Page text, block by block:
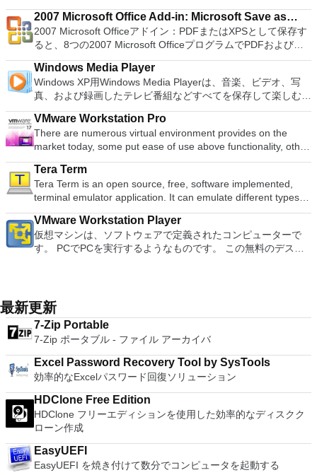
ゲームを高い精度でエミュレートでき、Windowsとエミュレ
ーターを切り替えることができます。欠点は、高速ゲームに苦
労し、時々フリーズまたはクラッシュすることです。* PCSX2
を使用するには、コンソールから抽出できるPlaystation 2
BIOSが必要です。
Rescue Kit、Ubuntu、Ultimate Boot CD、Windows XP（SP2
以降）、Windows Server 2003 R2、Windows Vista、
Windows 7、Windows 8。 *このリストは完全ではありませ
ア語、マレーシア語、セシュティナ、ダンスク、ドイツ語、英
語、スペイン語、フランス語、フルバツキー、イタリア語、ラ
トヴィエシュ、リエトゥビウ、マジャール、オランダ、ノルス
ク、ポルスキ、ポルトガル、ポルトガル、スロヴェンスキー、
スロベンツキー、スロヴェンスキーSrpski、Suomi、
Svenska、Türkçe。
converter, spell check and word count feature. WPS Office
2016 Personal Edition supports switching language UI,File
Roaming and Docer online templates. Key features include:
Writer Efficient word processor. Presentation Multimedia
presentations creator. Spreadsheets Powerful tool for data
processing and analysis. 100% compatible with MS Office
document file types (.docx, .pptx, .xlsx, etc.). Thousands of
support (iOS and Android). WPS Cloud Storage included.
Although it is a free suite, WPS Office 2016 Free comes with
many innovative features, including a useful a paragraph
adjustment tool int he Writer program. It has an Office to PDF
converter, automatic spell checking and word count features.
It also has some neat tools such as the Watermark in
document, and converting PowerPoint to Word document
support. Overall, WPS Office 2016 Free is a good alternative
to Microsoft's offering. The Writer program is a versatile word
processor; the Presentation program is an easy to use and
effective slide show maker that helps you to create impressive
使用が簡単です。制御したいデバイスでインストーラーを実行
し、指示に従ってください。オプションで、Windowsでのリ
モート展開に使用可能なMSIがあります。デスクトッププラッ
トフォームにVNC Viewerをインストールする権限がない場合
は、スタンドアロンオプションを選択する必要があります。
主な機能は次のとおりです。 クラウドサービスを介してVNC
Connectを実行しているコンピューターに接続します。 Apple
Screen Sharing（ARD）などのサードパーティ製のVNC互換
ソフトウェアを実行しているコンピューターに直接接続しま
す。 各デバイスでVNC Viewerにサインインして、すべてのデ
バイス間の接続をバックアップおよび同期します。 仮想キー
の高度なキーが含まれています。 Bluetoothキーボードのサポ
ート。 VNC Connectサブスクリプションには、無料、有料、
試用の3つのバージョンがあります。 制御する必要のあるマシ
ンごとに、RealVNCのWebサイトにアクセスして、各コンピ
ューターにVNC Connectをダウンロードするだけです。次
に、RealVNCアカウントの資格情報を使用して、ローカルマ
シンでVNC Viewerにサインインします。そこから、コンピュ
ューターへのログインに使用するのと同じユーザー名とパスワ
ードを入力するだけです。 WIN 7,8,8.1,10をサポートしま
す。 VNC ViewerのMacバージョンをお探しですか？ここから
ダウンロード
ツ、さらにはYouTubeやVimeoにとっても、PowerDVD18は重
要なエンターテイメントの仲間です。 Ultra HD HDR TVとサ
ラウンドサウンドシステムの可能性を解き放ち、360°ビデオ
の増え続けるコレクションへのアクセスで仮想世界に没頭する
か、PCまたはラップトップでの比類のない再生サポートと独
自の強化により、どこにいても簡単にリラックスできます。
新機能は次のとおりです。 4K DHR向けに最適化 Ultra HD
Blu-ray、4K、HEVC / H.265およびHDR10コンテンツをサポー
ト全画面モードで21：9モニターで2.35：1の映画を見る常時
オンのミニビューでYouTubeライブを見る YouTubeおよび
Vimeoで4K HDRおよび360ビデオを再生 VRエクスペリエンス
の向上：Microsoft Mixed Realityヘッドセット、HTC、VIVE、
およびOculus Riftをサポート Fire TVとキャストのサポート
注：これは商用トライアルです。
2007 Microsoft Office Add-in: Microsoft Save as
PDF or XPS
2007 Microsoft Officeアドイン：PDFまたはXPSとして保存す
ると、8つの2007 Microsoft OfficeプログラムでPDFおよび
XPS形式にエクスポートして保存できます。このツールを使用
すると、これらのプログラムのサブセットでPDF形式および
XPS形式の電子メール添付ファイルとして送信することもでき
ます（特定の機能はプログラムによって異なります）。 この
ダウンロードは、次のOfficeプログラムで動作します。
Microsoft Office Access 2007。 Microsoft Office Excel 2007。
Microsoft Office InfoPath 2007。 Microsoft Office OneNote
2007。 Microsoft Office PowerPoint 2007。 Microsoft Office
Publisher 2007。 Microsoft Office Visio 2007。 Microsoft
Office Word 2007。 2007 Microsoft Officeプログラムのこの
Microsoft Save as PDFまたはXPSアドインは、2007 Microsoft
Office systemソフトウェアの補足条項であり、2007 Microsoft
Office systemソフトウェアのライセンス条項の対象となりま
す。 システム要件：サポートされているオペレーティングシ
ステム。 Windows Server 2003、Windows Vista、Windows
Windows Media Player
Windows XP用Windows Media Playerは、音楽、ビデオ、写
真、および録画したテレビ番組などすべてを保存して楽しむ最
適な機能を搭載しています。 再生、表示、外出先で楽しむた
めのポータブル デバイスとの同期、さらには家中のデバイス
との共有も、すべて1か所で行えます。 シンプルなデザイン -
まったく新しい外観でデジタル エンターテイメントを楽しめ
ます。 大好きな音楽をより多く - デジタル音楽体験がさらに
楽しくなります。 エンターテイメントをすべて1つの場所に -
音楽、ビデオ、写真、録画したテレビ番組をすべて保存して楽
しめます。 どこでも楽しめる - どこにいても音楽、ビデオ、
写真にアクセスできます。
VMware Workstation Pro
There are numerous virtual environment provides on the
market today, some put ease of use above functionality, other
place integration above stability. VMware Workstation Pro is
the easiest to use, the fastest and the most reliable app when
it comes to evaluating a new OS, or new software apps and
patches, in an isolated and safe virtualized environment. Key
Features include: Powerful 3D Graphics - DirectX 10* and
OpenGL 3.3 support. VMware Compatibility - Create one; Run
anywhere on VMware software. vSphere and vCloud Air
Support - Drag and drop VMs between environments.
Haswell CPU support. Enterprise Quality Virtual Machines -
16 vCPUs, 8TB virtual disks, and 64GB memory. Enhanced
IPv6 Support - IPv6-to-IPv4 NAT (6to4 and 4to6). Virtual
Machine Video Memory - Up to 2GB. Enhanced Connectivity -
USB 3.0, Bluetooth, HD audio, printers, and Skype support.
High Resolution Displays - 4K UHD and QHD+ support.
who are a little skeptical about making the leap over to
Windows 10. By utilizing an app like this, you'll get to try out
all of Windows 10's new features in a safe sandboxed
environment, without the need to install the OS natively.
VMware Workstation Pro doesn't just support Microsofts OS,
you can also install Linux VMs, including Ubuntu, Red Hat,
Tera Term
Tera Term is an open source, free, software implemented,
terminal emulator application. It can emulate different types of
computer terminals, from DEC VT100 to DEC VT382, and it
supports telnet, SSH 1 & 2 and serial port connections. It also
has a built-in macro scripting language and some other useful
plugins. Key features include: Automatically creates logs with
remote Telnet or SSH hosts. It sports a clean and crisp layout
that is easy to work with. The application does not take a long
time to wrap your head around and is also very light on
system resources. So, if you need a free terminal emulator,
which is easy to master and supports remote Telnet or SSH
host connections then Tera Term is a good choice.
VMware Workstation Player
仮想マシンは、ソフトウェアで定義されたコンピューターで
す。 PCでPCを実行するようなものです。 この無料のデスク
主な機能は次のとおりです。 1台のPCで複数のオペレーティ
ングシステムを同時に実行します。 インストールや構成の問
題なしに、事前構成された製品の利点を体験してください。
ホストコンピューターと仮想マシン間でデータを共有します。
32ビットと64ビットの両方の仮想マシンを実行します。 2-
way Virtual SMPを活用します。 サードパーティの仮想マシン
とイメージを使用します。 ホストコンピューターと仮想マシ
ン間でデータを共有します。 幅広いホストおよびゲストオペ
レーティングシステムのサポート。 USB 2.0デバイスのサポー
ト。 起動時にアプライアンス情報を取得します。 直感的なホ
ームページインターフェイスを介して仮想マシンに簡単にアク
セスできます。 VMware Playerは、Microsoft Virtual Server仮
想マシンまたはMicrosoft Virtual PC仮想マシンもサポートして
最新更新
7-Zip Portable
7-Zip ポータブル - ファイル アーカイバ
Excel Password Recovery Tool by SysTools
効率的なExcelパスワード回復ソリューション
HDClone Free Edition
HDClone フリーエディションを使用した効率的なディスクク
ローン作成
EasyUEFI
EasyUEFI を焼き付けて数分でコンピュータを起動する